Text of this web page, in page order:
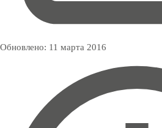
Обновлено: 11 марта 2016